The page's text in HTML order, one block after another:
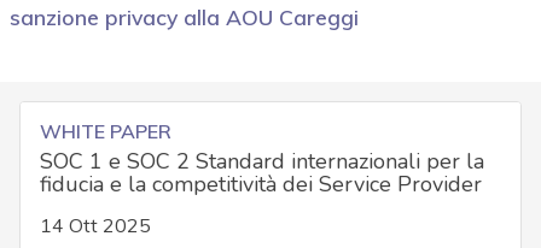
sanzione privacy alla AOU Careggi
WHITE PAPER
SOC 1 e SOC 2 Standard internazionali per la
fiducia e la competitività dei Service Provider
14 Ott 2025